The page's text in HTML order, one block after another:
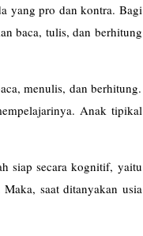
yang pro dan kontra. Bagi
baca, tulis, dan berhitung
menulis, dan berhitung.
Anak tipikal
siap secara kognitif, yaitu
saat ditanyakan usia